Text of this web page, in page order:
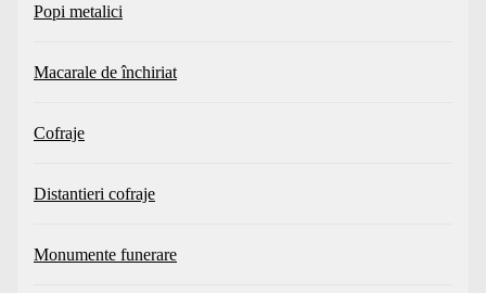
Popi metalici
Macarale de închiriat
Cofraje
Distantieri cofraje
Monumente funerare